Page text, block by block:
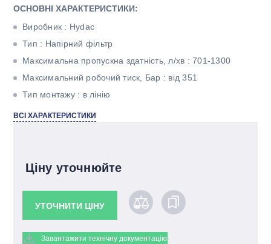
ОСНОВНІ ХАРАКТЕРИСТИКИ:
Виробник : Hydac
Тип : Напірний фільтр
Максимальна пропускна здатність, л/хв : 701-1300
Максимальний робочий тиск, Бар : від 351
Тип монтажу : в лінію
Тонкість фільтрації, мкм : 10
ВСІ ХАРАКТЕРИСТИКИ
Ціну уточнюйте
УТОЧНИТИ ЦІНУ
Завантажити технічну документацію